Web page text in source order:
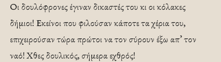
Οι δουλόφρονες έγιναν δικαστές του κι οι κόλακες
δήμιοι! Εκείνοι που φιλούσαν κάποτε τα χέρια του,
επιχειρούσαν τώ­ρα πρώτοι να τον σύρουν έξω απ’ τον
ναό! Χθες δουλικός, σήμερα εχθρός!